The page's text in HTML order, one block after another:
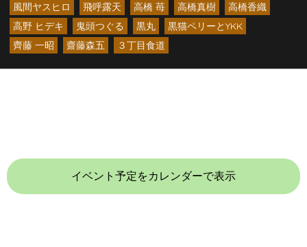
風間ヤスヒロ
飛呼露天 高橋 苺 高橋真樹
高橋香織
高野 ヒデキ
鬼頭つぐる 黒丸
黒猫ペリーとYKK
齊藤 一昭
齋藤森五 ３丁目食道
イベント予定をカレンダーで表示